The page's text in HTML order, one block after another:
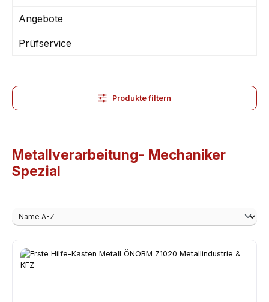
Angebote
Prüfservice
Produkte filtern
Metallverarbeitung- Mechaniker
Spezial